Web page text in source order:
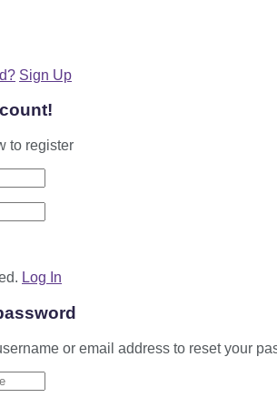
Sign Up
to register
Log In
or email address to reset your